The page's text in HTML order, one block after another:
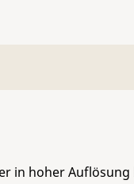
in hoher Auflösung